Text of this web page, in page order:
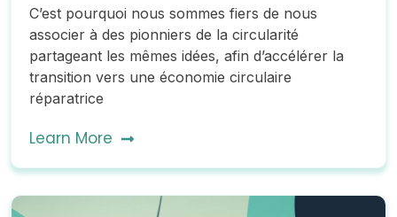
C’est pourquoi nous sommes fiers de nous
associer à des pionniers de la circularité
partageant les mêmes idées, afin d’accélérer la
transition vers une économie circulaire
réparatrice
Learn More